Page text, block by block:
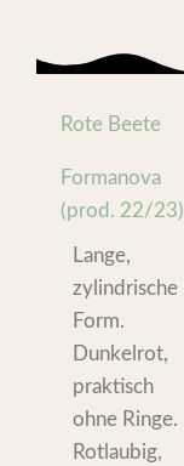
Rote Beete
Formanova
(prod. 22/23)
Lange,
zylindrische
Form.
Dunkelrot,
praktisch
ohne Ringe.
Rotlaubig,